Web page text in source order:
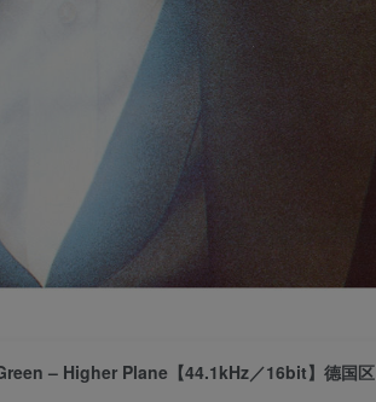
– Higher Plane【44.1kHz／16bit】德国区